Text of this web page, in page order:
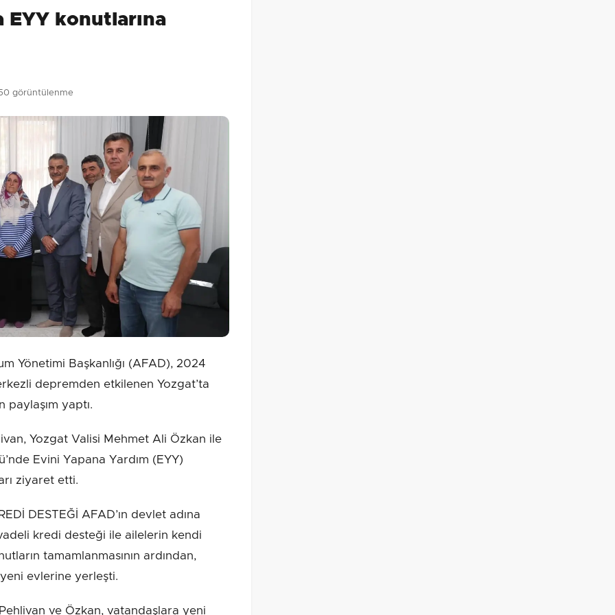
Gönder
EYY konutlarına
görüntülenme
Yönetimi Başkanlığı (AFAD), 2024
depremden etkilenen Yozgat’ta
paylaşım yaptı.
Yozgat Valisi Mehmet Ali Özkan ile
Evini Yapana Yardım (EYY)
ziyaret etti.
DESTEĞİ AFAD’ın devlet adına
kredi desteği ile ailelerin kendi
tamamlanmasının ardından,
evlerine yerleşti.
ve Özkan, vatandaşlara yeni